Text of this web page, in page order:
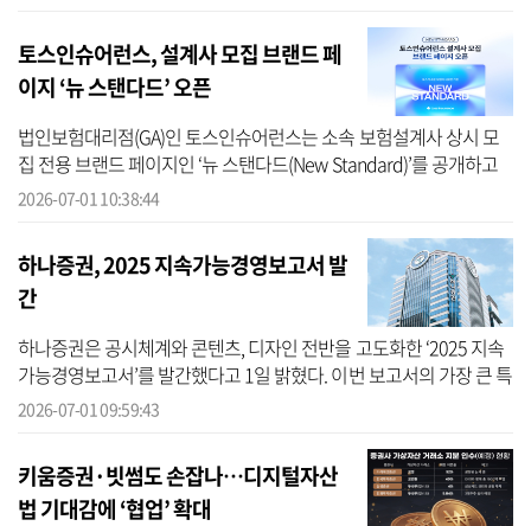
토스인슈어런스, 설계사 모집 브랜드 페
이지 ‘뉴 스탠다드’ 오픈
법인보험대리점(GA)인 토스인슈어런스는 소속 보험설계사 상시 모
집 전용 브랜드 페이지인 ‘뉴 스탠다드(New Standard)’를 공개하고
설계사 리크루팅 브랜딩 강화에 나섰다고 1일 밝혔다. 토스인슈어런
2026-07-01 10:38:44
하나증권, 2025 지속가능경영보고서 발
간
하나증권은 공시체계와 콘텐츠, 디자인 전반을 고도화한 ‘2025 지속
가능경영보고서’를 발간했다고 1일 밝혔다. 이번 보고서의 가장 큰 특
징은 한국 지속가능성 공시기준(KSSB)를 선제적으로 반영해 공시 체
2026-07-01 09:59:43
키움증권·빗썸도 손잡나…디지털자산
법 기대감에 ‘협업’ 확대